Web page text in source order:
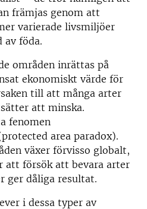
främjas genom att
varierade livsmiljöer
av föda.
områden inrättas på
ekonomiskt värde för
till att många arter
att minska.
fenomen
area paradox).
växer förvisso globalt,
att försök att bevara arter
ger dåliga resultat.
i dessa typer av